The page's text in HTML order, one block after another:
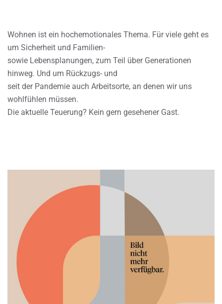
Wohnen ist ein hochemotionales Thema. Für viele geht es
um Sicherheit und Familien-
sowie Lebensplanungen, zum Teil über Generationen
hinweg. Und um Rückzugs- und
seit der Pandemie auch Arbeitsorte, an denen wir uns
wohlfühlen müssen.
Die aktuelle Teuerung? Kein gern gesehener Gast.